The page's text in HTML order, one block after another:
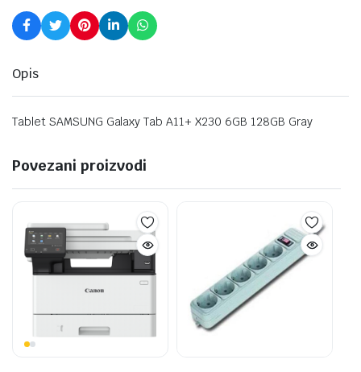
Opis
Tablet SAMSUNG Galaxy Tab A11+ X230 6GB 128GB Gray
Povezani proizvodi